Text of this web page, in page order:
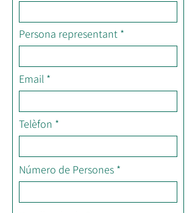
Persona representant
Email
Telèfon
Número de Persones